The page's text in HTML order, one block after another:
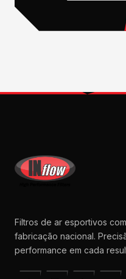
Filtros de ar esportivos
fabricação nacional.
performance em cada